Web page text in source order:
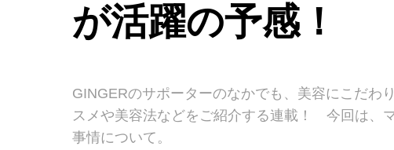
が活躍の予感！
GINGERのサポーターのなかでも、美容にこだわ
スメや美容法などをご紹介する連載！ 今回は、
事情について。